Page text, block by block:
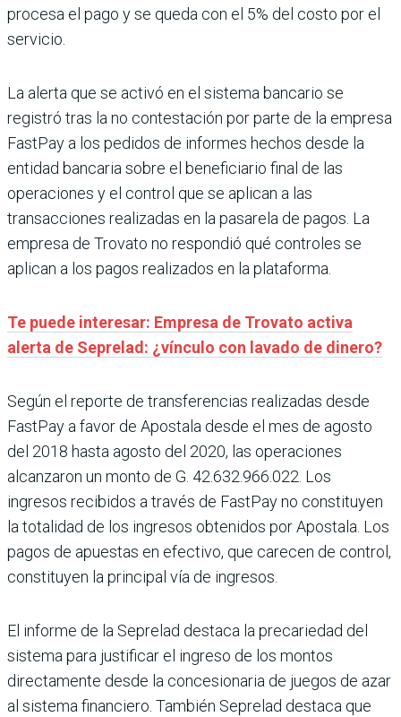
procesa el pago y se queda con el 5% del costo por el
servicio.
La alerta que se activó en el sistema bancario se
registró tras la no contestación por parte de la empresa
FastPay a los pedidos de informes hechos desde la
entidad bancaria sobre el beneficiario final de las
operaciones y el control que se aplican a las
transacciones realizadas en la pasarela de pagos. La
empresa de Trovato no respondió qué controles se
aplican a los pagos realizados en la plataforma.
Te puede interesar: Empresa de Trovato activa
alerta de Seprelad: ¿vínculo con lavado de dinero?
Según el reporte de transferencias realizadas desde
FastPay a favor de Apostala desde el mes de agosto
del 2018 hasta agosto del 2020, las operaciones
alcanzaron un monto de G. 42.632.966.022. Los
ingresos recibidos a través de FastPay no constituyen
la totalidad de los ingresos obtenidos por Apostala. Los
pagos de apuestas en efectivo, que carecen de control,
constituyen la principal vía de ingresos.
El informe de la Seprelad destaca la precariedad del
sistema para justificar el ingreso de los montos
directamente desde la concesionaria de juegos de azar
al sistema financiero. También Seprelad destaca que